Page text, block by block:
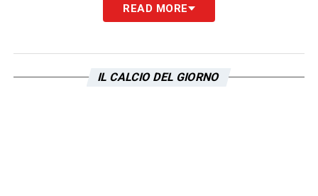
Il motivo è legato alla trattativa per
presentato un’offerta da35 milioni, ma sul
difensore c’è anche loUnited, pronto a
READ MORE
IL CALCIO DEL GIORNO